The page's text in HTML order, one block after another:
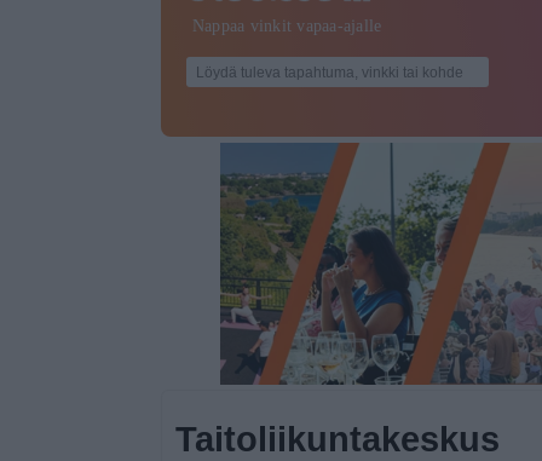
Taitoliikuntakeskus